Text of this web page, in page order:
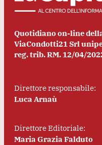
Quotidiano on-line
ViaCondotti21 Srl
reg. trib. RM. 12/04/
Direttore responsabile:
Luca Arnaù
Direttore Editoriale:
Maria Grazia Falduto